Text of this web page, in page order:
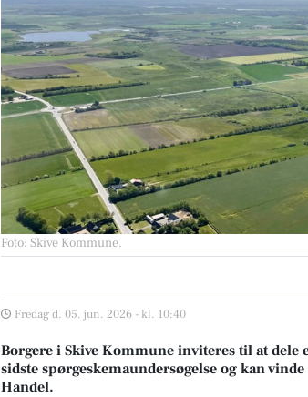
Foto: Skive Kommune.
Fredag d. 05. jun. 2026 - kl. 10:40
Borgere i Skive Kommune inviteres til at
sidste spørgeskemaundersøgelse og kan
Handel.